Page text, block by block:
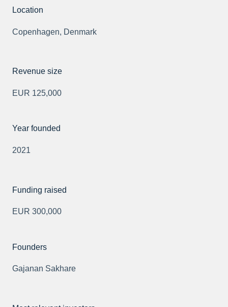
Location
Copenhagen, Denmark
Revenue size
EUR 125,000
Year founded
2021
Funding raised
EUR 300,000
Founders
Gajanan Sakhare